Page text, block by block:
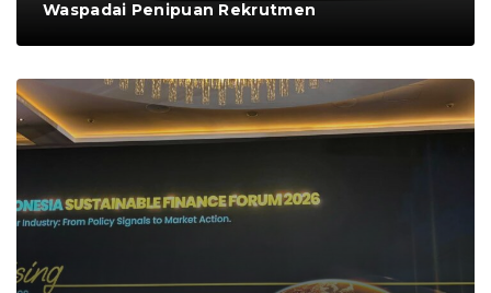
Waspadai Penipuan Rekrutmen